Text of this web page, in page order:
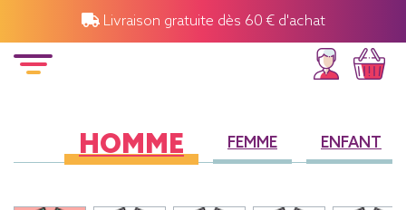
Livraison gratuite dès 60 € d'achat
HOMME FEMME ENFANT